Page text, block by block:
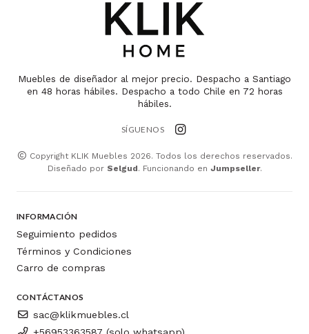
Muebles de diseñador al mejor precio. Despacho a Santiago
en 48 horas hábiles. Despacho a todo Chile en 72 horas
hábiles.
SÍGUENOS
Copyright KLIK Muebles 2026. Todos los derechos reservados.
Diseñado por Selgud. Funcionando en Jumpseller.
INFORMACIÓN
Seguimiento pedidos
Términos y Condiciones
Carro de compras
CONTÁCTANOS
sac@klikmuebles.cl